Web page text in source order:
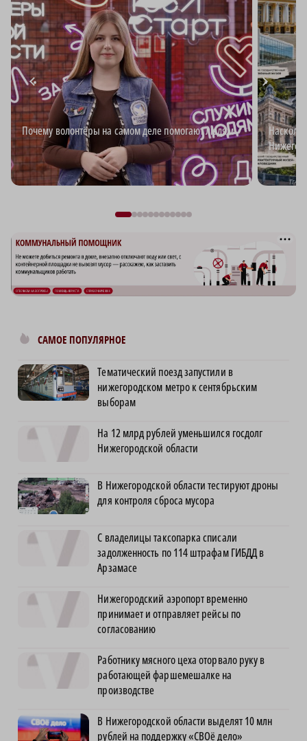
Почему волонтёры на самом деле помогают людям
САМОЕ ПОПУЛЯРНОЕ
Тематический поезд запустили в
нижегородском метро к сентябрьским
выборам
На 12 млрд рублей уменьшился госдолг
Нижегородской области
В Нижегородской области тестируют дроны
для контроля сброса мусора
С владелицы таксопарка списали
задолженность по 114 штрафам ГИБДД в
Арзамасе
Нижегородский аэропорт временно
принимает и отправляет рейсы по
согласованию
Работнику мясного цеха оторвало руку в
работающей фаршемешалке на
производстве
В Нижегородской области выделят 10 млн
рублей на поддержку «СВОё дело»